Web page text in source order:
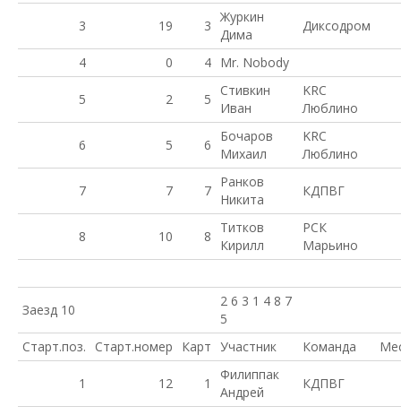
3 19 3
Журкин
Дима
Диксодром
4 0 4 Mr. Nobody
5 2 5
Стивкин
Иван
KRC
Люблино
6 5 6
Бочаров
Михаил
KRC
Люблино
7 7 7
Ранков
Никита
КДПВГ
8 10 8
Титков
Кирилл
РСК
Марьино
Заезд 10
2 6 3 1 4 8 7
5
Старт.поз.
Старт.номер Карт Участник Команда
1 12 1
Филиппак
Андрей
КДПВГ